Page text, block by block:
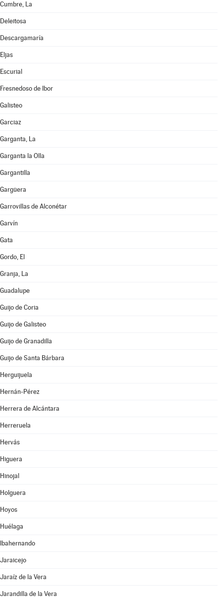
Cumbre, La
Deleitosa
Descargamaría
Eljas
Escurial
Fresnedoso de Ibor
Galisteo
Garciaz
Garganta, La
Garganta la Olla
Gargantilla
Gargüera
Garrovillas de Alconétar
Garvín
Gata
Gordo, El
Granja, La
Guadalupe
Guijo de Coria
Guijo de Galisteo
Guijo de Granadilla
Guijo de Santa Bárbara
Herguijuela
Hernán-Pérez
Herrera de Alcántara
Herreruela
Hervás
Higuera
Hinojal
Holguera
Hoyos
Huélaga
Ibahernando
Jaraicejo
Jaraíz de la Vera
Jarandilla de la Vera